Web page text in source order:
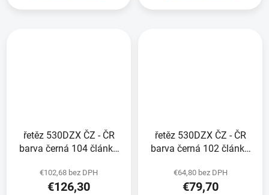
řetěz 530DZX ČZ - ČR
barva černá 104 článků
RIVET
€102,68 bez DPH
€126,30
řetěz 530DZX ČZ - ČR
barva černá 102 článků
RIVET
€64,80 bez DPH
€79,70